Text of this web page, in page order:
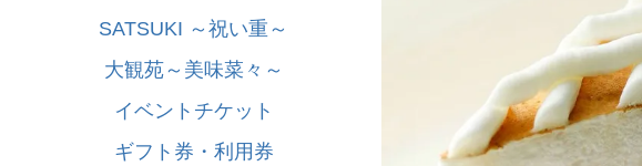
SATSUKI ～祝い重～
大観苑～美味菜々～
イベントチケット
ギフト券・利用券